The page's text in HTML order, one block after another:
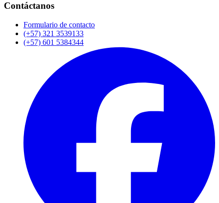
Contáctanos
Formulario de contacto
(+57) 321 3539133
(+57) 601 5384344